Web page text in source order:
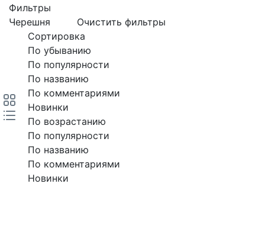
Фильтры
Черешня
Очистить фильтры
Сортировка
По убыванию
По популярности
По названию
По комментариями
Новинки
По возрастанию
По популярности
По названию
По комментариями
Новинки